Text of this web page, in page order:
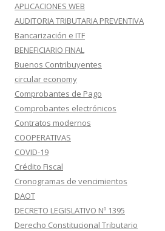
APLICACIONES WEB
AUDITORIA TRIBUTARIA PREVENTIVA
Bancarización e ITF
BENEFICIARIO FINAL
Buenos Contribuyentes
circular economy
Comprobantes de Pago
Comprobantes electrónicos
Contratos modernos
COOPERATIVAS
COVID-19
Crédito Fiscal
Cronogramas de vencimientos
DAOT
DECRETO LEGISLATIVO Nº 1395
Derecho Constitucional Tributario